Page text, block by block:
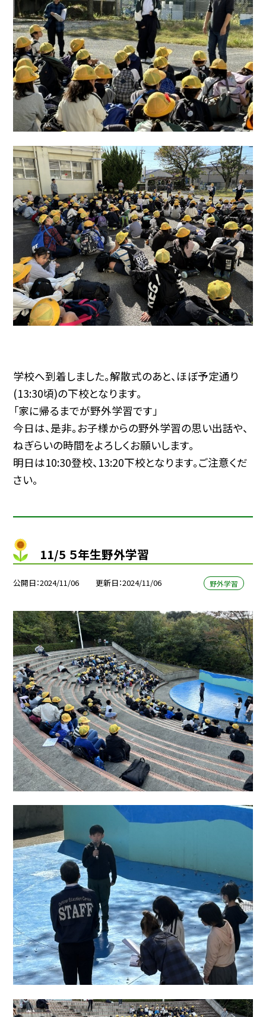
学校へ到着しました。解散式のあと、ほぼ予定通り
(13:30頃)の下校となります。
「家に帰るまでが野外学習です」
今日は、是非。お子様からの野外学習の思い出話や、
ねぎらいの時間をよろしくお願いします。
明日は10:30登校、13:20下校となります。ご注意くだ
さい。
11/5 ５年生野外学習
公開日 2024/11/06 更新日 2024/11/06 野外学習